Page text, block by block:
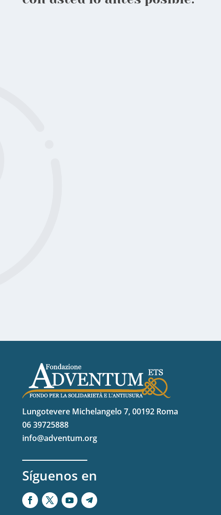
Lungotevere Michelangelo 7, 00192 Roma
06 39725888
info@adventum.org
Síguenos en